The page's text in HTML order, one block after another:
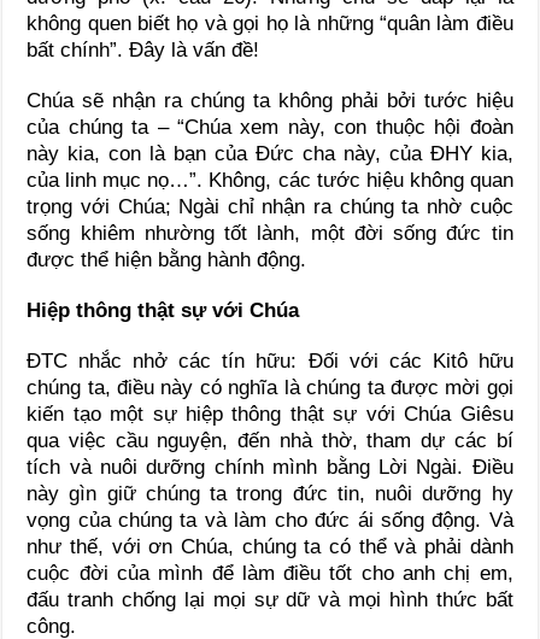
không quen biết họ và gọi họ là những “quân làm điều
bất chính”. Đây là vấn đề!
Chúa sẽ nhận ra chúng ta không phải bởi tước hiệu
của chúng ta – “Chúa xem này, con thuộc hội đoàn
này kia, con là bạn của Đức cha này, của ĐHY kia,
của linh mục nọ…”. Không, các tước hiệu không quan
trọng với Chúa; Ngài chỉ nhận ra chúng ta nhờ cuộc
sống khiêm nhường tốt lành, một đời sống đức tin
được thể hiện bằng hành động.
Hiệp thông thật sự với Chúa
ĐTC nhắc nhở các tín hữu: Đối với các Kitô hữu
chúng ta, điều này có nghĩa là chúng ta được mời gọi
kiến tạo một sự hiệp thông thật sự với Chúa Giêsu
qua việc cầu nguyện, đến nhà thờ, tham dự các bí
tích và nuôi dưỡng chính mình bằng Lời Ngài. Điều
này gìn giữ chúng ta trong đức tin, nuôi dưỡng hy
vọng của chúng ta và làm cho đức ái sống động. Và
như thế, với ơn Chúa, chúng ta có thể và phải dành
cuộc đời của mình để làm điều tốt cho anh chị em,
đấu tranh chống lại mọi sự dữ và mọi hình thức bất
công.